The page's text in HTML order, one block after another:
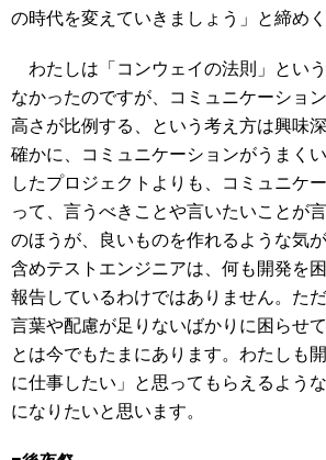
の時代を変えていきましょう」と締めく
わたしは「コンウェイの法則」とい
なかったのですが、コミュニケーショ
高さが比例する、という考え方は興味
確かに、コミュニケーションがうまく
したプロジェクトよりも、コミュニケ
って、言うべきことや言いたいことが
のほうが、良いものを作れるような気
含めテストエンジニアは、何も開発を
報告しているわけではありません。た
言葉や配慮が足りないばかりに困らせ
とは今でもたまにあります。わたしも
に仕事したい」と思ってもらえるよう
になりたいと思います。